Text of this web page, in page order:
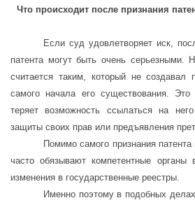
Что происходит после признания
Если суд удовлетворяет иск,
патента могут быть очень серьезными.
считается таким, который не создавал
самого начала его существования. Это
теряет возможность ссылаться на
защиты своих прав или предъявления
Помимо самого признания
часто обязывают компетентные органы
изменения в государственные реестры.
Именно поэтому в подобных